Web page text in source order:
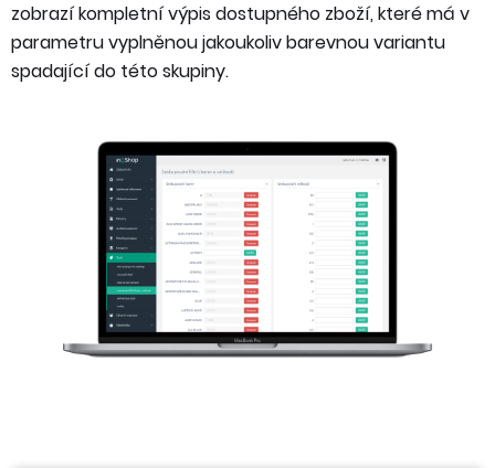
zobrazí kompletní výpis dostupného zboží, které má v
parametru vyplněnou jakoukoliv barevnou variantu
spadající do této skupiny.